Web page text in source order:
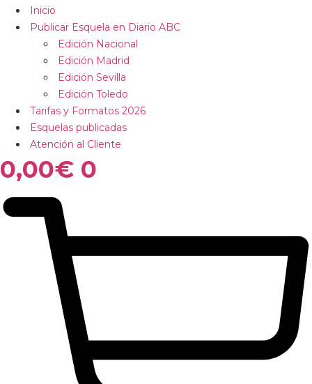
Inicio
Publicar Esquela en Diario ABC
Edición Nacional
Edición Madrid
Edición Sevilla
Edición Toledo
Tarifas y Formatos 2026
Esquelas publicadas
Atención al Cliente
0,00€ 0